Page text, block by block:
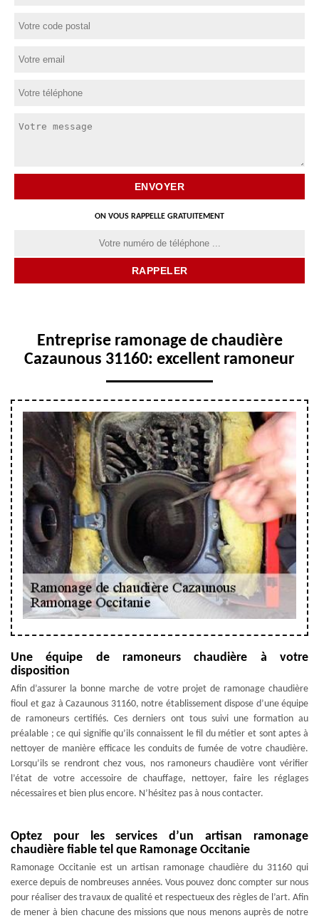
ON VOUS RAPPELLE GRATUITEMENT
Entreprise ramonage de chaudière
Cazaunous 31160: excellent ramoneur
Une équipe de ramoneurs chaudière à votre
disposition
Afin d’assurer la bonne marche de votre projet de ramonage chaudière
fioul et gaz à Cazaunous 31160, notre établissement dispose d’une équipe
de ramoneurs certifiés. Ces derniers ont tous suivi une formation au
préalable ; ce qui signifie qu’ils connaissent le fil du métier et sont aptes à
nettoyer de manière efficace les conduits de fumée de votre chaudière.
Lorsqu’ils se rendront chez vous, nos ramoneurs chaudière vont vérifier
l’état de votre accessoire de chauffage, nettoyer, faire les réglages
nécessaires et bien plus encore. N’hésitez pas à nous contacter.
Optez pour les services d’un artisan ramonage
chaudière fiable tel que Ramonage Occitanie
Ramonage Occitanie est un artisan ramonage chaudière du 31160 qui
exerce depuis de nombreuses années. Vous pouvez donc compter sur nous
pour réaliser des travaux de qualité et respectueux des règles de l’art. Afin
de mener à bien chacune des missions que nous menons auprès de notre